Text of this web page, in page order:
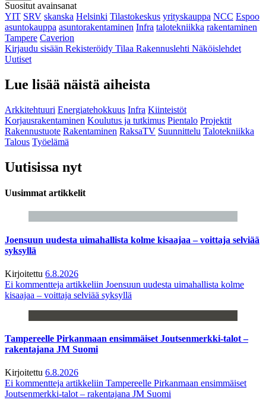
Suositut avainsanat
YIT SRV skanska Helsinki Tilastokeskus yrityskauppa NCC Espoo
asuntokauppa asuntorakentaminen Infra talotekniikka rakentaminen
Tampere Caverion
Kirjaudu sisään Rekisteröidy Tilaa Rakennuslehti Näköislehdet
Uutiset
Lue lisää näistä aiheista
Arkkitehtuuri Energiatehokkuus Infra Kiinteistöt
Korjausrakentaminen Koulutus ja tutkimus Pientalo Projektit
Rakennustuote Rakentaminen RaksaTV Suunnittelu Talotekniikka
Talous Työelämä
Uutisissa nyt
Uusimmat artikkelit
Joensuun uudesta uimahallista kolme kisaajaa – voittaja selviää
syksyllä
Kirjoitettu 6.8.2026
Ei kommentteja artikkeliin Joensuun uudesta uimahallista kolme
kisaajaa – voittaja selviää syksyllä
Tampereelle Pirkanmaan ensimmäiset Joutsenmerkki-talot –
rakentajana JM Suomi
Kirjoitettu 6.8.2026
Ei kommentteja artikkeliin Tampereelle Pirkanmaan ensimmäiset
Joutsenmerkki-talot – rakentajana JM Suomi